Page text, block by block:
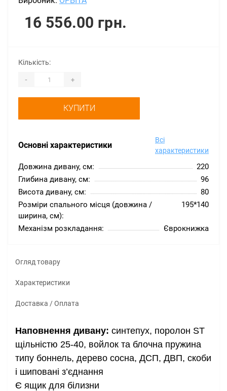
16 556.00 грн.
Основні характеристики
Всі
характеристики
Довжина дивану, см:
220
Глибина дивану, см:
96
Висота дивану, см:
80
Розміри спального місця (довжина /
ширина, см):
195*140
Механізм розкладання: Єврокнижка
Кількість:
- +
КУПИТИ
Огляд товару
Характеристики
Доставка / Оплата
Наповнення дивану: синтепух, поролон ST
щільністю 25-40, войлок та блочна пружина
типу боннель, дерево сосна, ДСП, ДВП, скоби
і шиповані з’єднання
Є ящик для білизни